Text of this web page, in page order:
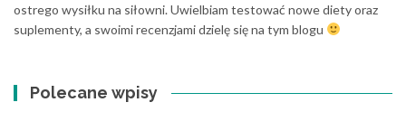
ostrego wysiłku na siłowni. Uwielbiam testować nowe diety oraz
suplementy, a swoimi recenzjami dzielę się na tym blogu
Polecane wpisy